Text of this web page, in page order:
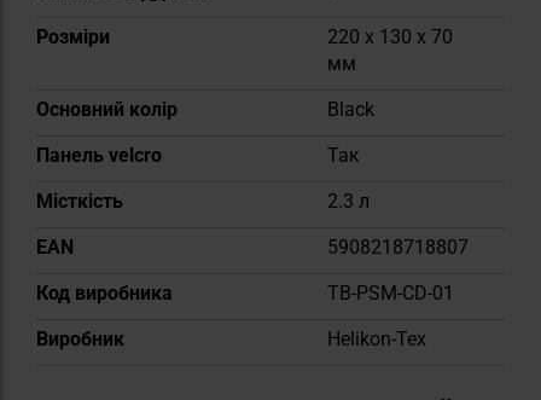
Розміри
220 x 130 x 70
мм
Основний колір
Black
Панель velcro
Так
Місткість
2.3 л
EAN
5908218718807
Код виробника
TB-PSM-CD-01
Виробник
Helikon-Tex